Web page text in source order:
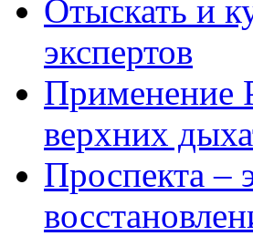
Отыскать и
экспертов
Применение
верхних
Проспекта –